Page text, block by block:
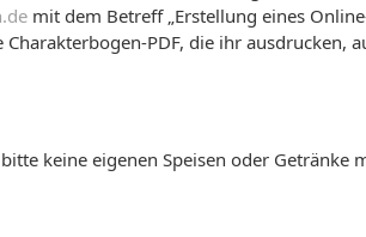
mit dem Betreff „Erstellung eines
PDF, die ihr
keine eigenen Speisen oder Getränke